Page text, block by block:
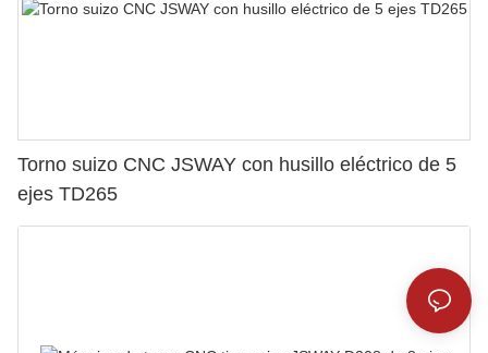
Torno suizo CNC JSWAY con husillo eléctrico de 5
ejes TD265